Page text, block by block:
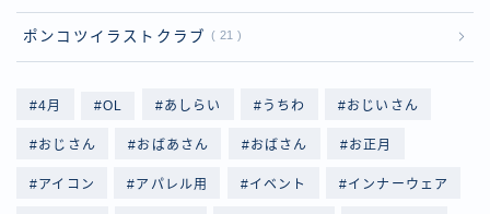
ポンコツイラストクラブ 21
4月 OL あしらい うちわ おじいさん
おじさん おばあさん おばさん お正月
アイコン アパレル用 イベント インナーウェア